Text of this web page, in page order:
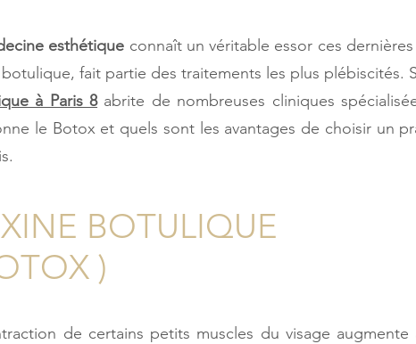
esthétique connaît un véritable essor ces
fait partie des traitements les plus
à Paris 8abrite de nombreuses cliniques
le Botox et quels sont les avantages de choisir un
BOTULIQUE
)
de certains petits muscles du visage